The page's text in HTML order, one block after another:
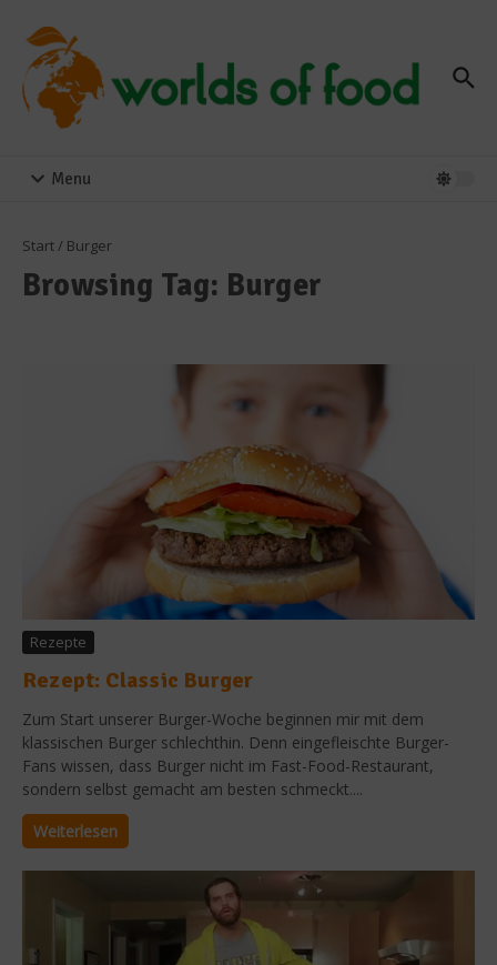
Menu
Start/ Burger
Browsing Tag: Burger
Rezepte
Rezept: Classic Burger
Zum Start unserer Burger-Woche beginnen mir mit dem
klassischen Burger schlechthin. Denn eingefleischte Burger-
Fans wissen, dass Burger nicht im Fast-Food-Restaurant,
sondern selbst gemacht am besten schmeckt....
Weiterlesen